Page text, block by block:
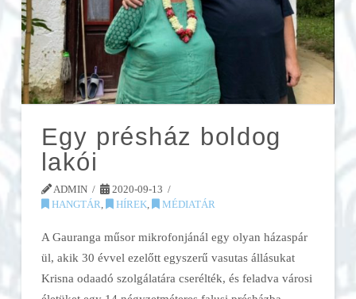
Egy présház boldog
lakói
ADMIN
2020-09-13
HANGTÁR
HÍREK, MÉDIATÁR
A Gauranga műsor mikrofonjánál egy olyan házaspár
ül, akik 30 évvel ezelőtt egyszerű vasutas állásukat
Krisna odaadó szolgálatára cserélték, és feladva városi